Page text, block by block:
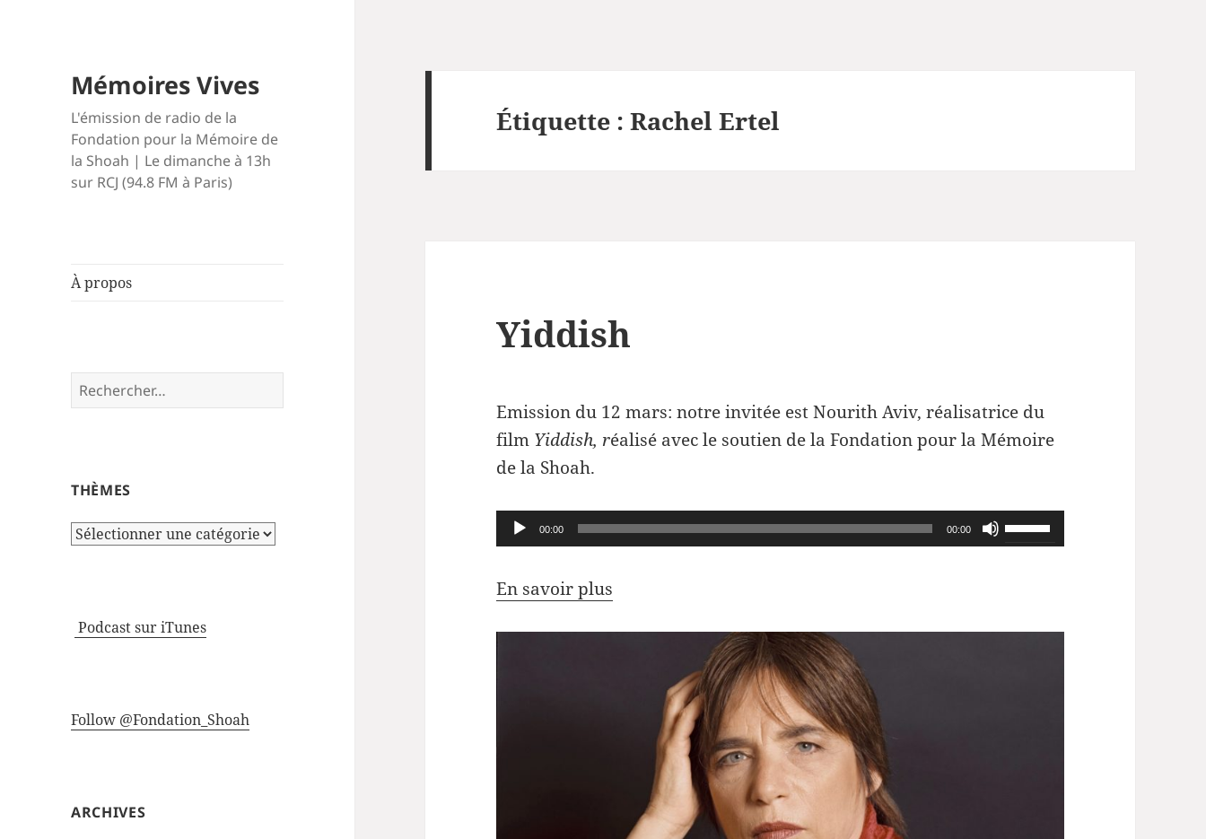
Mémoires Vives
L'émission de radio de la
Fondation pour la Mémoire de
la Shoah | Le dimanche à 13h
sur RCJ (94.8 FM à Paris)
À propos
Rechercher :
THÈMES
Thèmes
Podcast sur iTunes
Follow @Fondation_Shoah
ARCHIVES
Étiquette :Rachel Ertel
Yiddish
Emission du 12 mars: notre invitée est Nourith Aviv, réalisatrice du
film Yiddish, réalisé avec le soutien de la Fondation pour la Mémoire
de la Shoah.
Lecteur
audio
00:00 00:00
Utilisez
les
pour
En savoir plus